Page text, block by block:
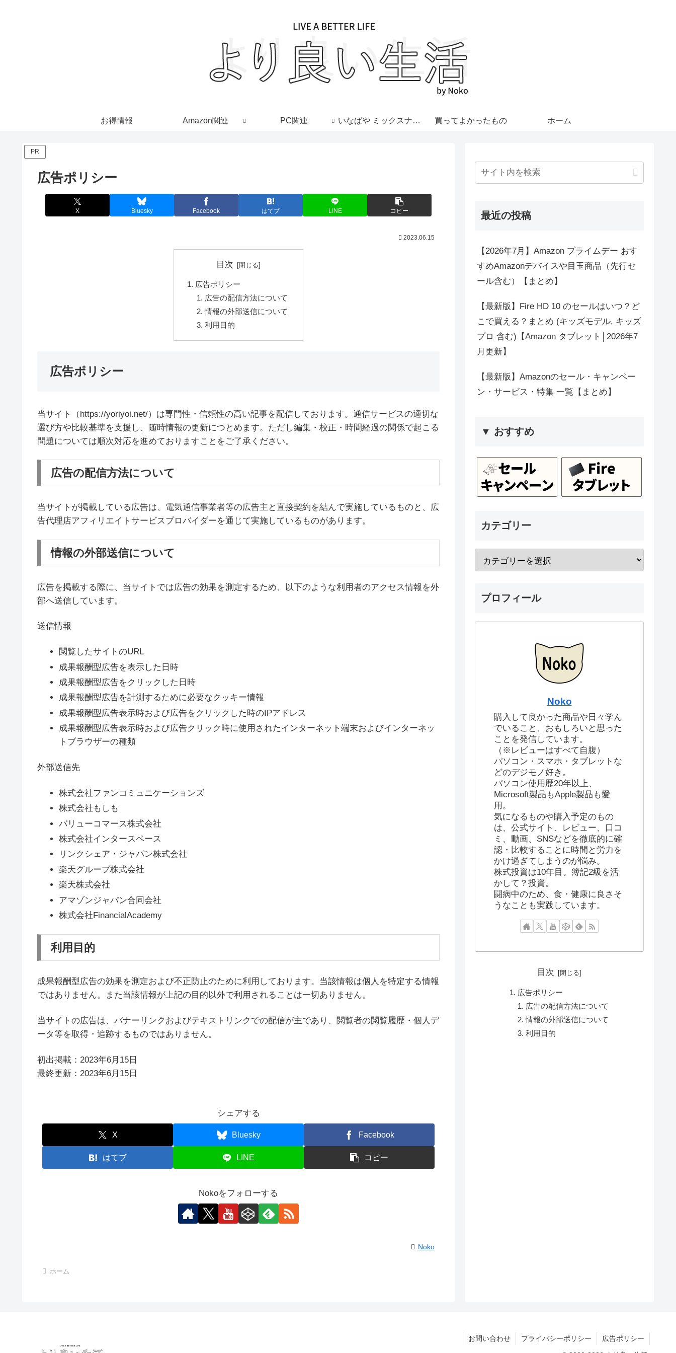
お得情報 Amazon関連 PC関連 いなばや ミックスナッツ 買ってよかったもの ホーム
PR
広告ポリシー
X Bluesky Facebook はてブ LINE コピー
2023.06.15
目次
広告ポリシー
広告の配信方法について
情報の外部送信について
利用目的
広告ポリシー
当サイト（https://yoriyoi.net/）は専門性・信頼性の高い記事を配信しております。通信サービスの適切な
選び方や比較基準を支援し、随時情報の更新につとめます。ただし編集・校正・時間経過の関係で起こる
問題については順次対応を進めておりますことをご了承ください。
広告の配信方法について
当サイトが掲載している広告は、電気通信事業者等の広告主と直接契約を結んで実施しているものと、広
告代理店アフィリエイトサービスプロバイダーを通じて実施しているものがあります。
情報の外部送信について
広告を掲載する際に、当サイトでは広告の効果を測定するため、以下のような利用者のアクセス情報を外
部へ送信しています。
送信情報
閲覧したサイトのURL
成果報酬型広告を表示した日時
成果報酬型広告をクリックした日時
成果報酬型広告を計測するために必要なクッキー情報
成果報酬型広告表示時および広告をクリックした時のIPアドレス
成果報酬型広告表示時および広告クリック時に使用されたインターネット端末およびインターネッ
トブラウザーの種類
外部送信先
株式会社ファンコミュニケーションズ
株式会社もしも
バリューコマース株式会社
株式会社インタースペース
リンクシェア・ジャパン株式会社
楽天グループ株式会社
楽天株式会社
アマゾンジャパン合同会社
株式会社FinancialAcademy
利用目的
成果報酬型広告の効果を測定および不正防止のために利用しております。当該情報は個人を特定する情報
ではありません。また当該情報が上記の目的以外で利用されることは一切ありません。
当サイトの広告は、バナーリンクおよびテキストリンクでの配信が主であり、閲覧者の閲覧履歴・個人デ
ータ等を取得・追跡するものではありません。
初出掲載：2023年6月15日
最終更新：2023年6月15日
シェアする
X Bluesky Facebook
はてブ LINE コピー
Nokoをフォローする
Noko
ホーム
最近の投稿
【2026年7月】Amazon プライムデー おす
すめAmazonデバイスや目玉商品（先行セ
ール含む）【まとめ】
【最新版】Fire HD 10 のセールはいつ？ど
こで買える？まとめ (キッズモデル, キッズ
プロ 含む)【Amazon タブレット│2026年7
月更新】
【最新版】Amazonのセール・キャンペー
ン・サービス・特集 一覧【まとめ】
▼ おすすめ
カテゴリー
プロフィール
Noko
購入して良かった商品や日々学ん
でいること、おもしろいと思った
ことを発信しています。
（※レビューはすべて自腹）
パソコン・スマホ・タブレットな
どのデジモノ好き。
パソコン使用歴20年以上、
Microsoft製品もApple製品も愛
用。
気になるものや購入予定のもの
は、公式サイト、レビュー、口コ
ミ、動画、SNSなどを徹底的に確
認・比較することに時間と労力を
かけ過ぎてしまうのが悩み。
株式投資は10年目。簿記2級を活
かして？投資。
闘病中のため、食・健康に良さそ
うなことも実践しています。
目次
広告ポリシー
広告の配信方法について
情報の外部送信について
利用目的
お問い合わせ プライバシーポリシー 広告ポリシー